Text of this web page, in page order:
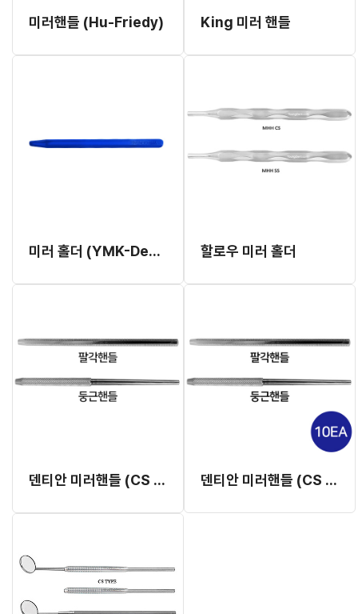
미러핸들 (Hu-Friedy) King 미러 핸들
미러 홀더 (YMK-Dental) 할로우 미러 홀더
덴티안 미러핸들 (CS & SS Type) 덴티안 미러핸들 (CS & SS Type) (10EA)